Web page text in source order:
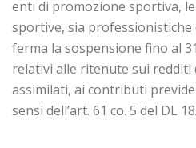
enti di promozione sportiva,
sportive, sia
ferma la sospensione fino al
relativi alle ritenute sui redditi
assimilati, ai contributi
sensi dell’art. 61 co. 5 del DL